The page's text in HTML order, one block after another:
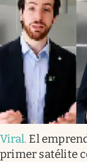
Viral. El
primer satélite